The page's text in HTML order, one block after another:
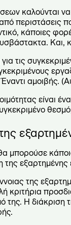
καλούνται
περιστάσεις
κάποιες
Και,
τις
αμοιβής.
είναι
μπορούσε
της
της
της. Η διάκριση